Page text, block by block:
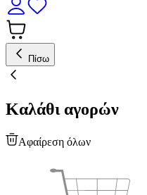
Πίσω
Καλάθι αγορών
Αφαίρεση όλων